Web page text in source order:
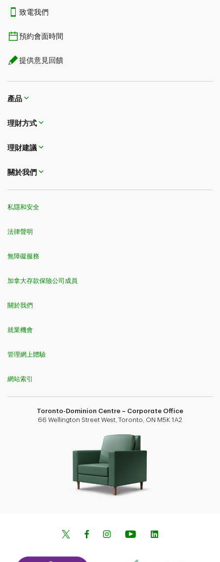
致電我們
預約會面時間
提供意見回饋
產品
理財方式​​​​​​​
理財建議
關於我們
私隱和安全
法律聲明
無障礙服務
加拿大存款保險公司成員
關於我們
就業機會
管理網上體驗
網站索引
Toronto-Dominion Centre – Corporate Office
66 Wellington Street West, Toronto, ON M5K 1A2